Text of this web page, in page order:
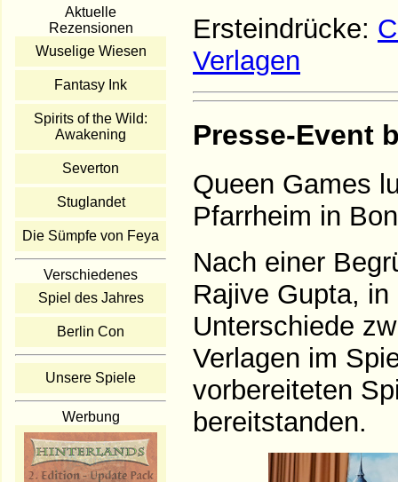
Aktuelle
Rezensionen
Wuselige Wiesen
Fantasy Ink
Spirits of the Wild:
Awakening
Severton
Stuglandet
Die Sümpfe von Feya
Verschiedenes
Spiel des Jahres
Berlin Con
Unsere Spiele
Werbung
Ersteindrücke:
Verlagen
Presse-Event
Queen Games
Pfarrheim in
Nach einer
Rajive Gupta,
Unterschiede
Verlagen im
vorbereiteten
bereitstanden.